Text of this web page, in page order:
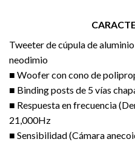
Tweeter de cúpula de
neodimio
■ Woofer con cono de
■ Binding posts de 5 vías
■ Respuesta en frecuencia
21,000Hz
■ Sensibilidad (Cámara